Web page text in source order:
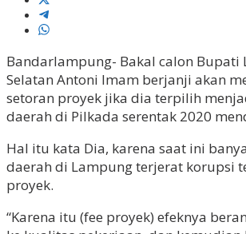
Bandarlampung- Bakal calon Bupati
Selatan Antoni Imam berjanji akan
setoran proyek jika dia terpilih
daerah di Pilkada serentak 2020
Hal itu kata Dia, karena saat ini
daerah di Lampung terjerat korupsi
proyek.
“Karena itu (fee proyek) efeknya